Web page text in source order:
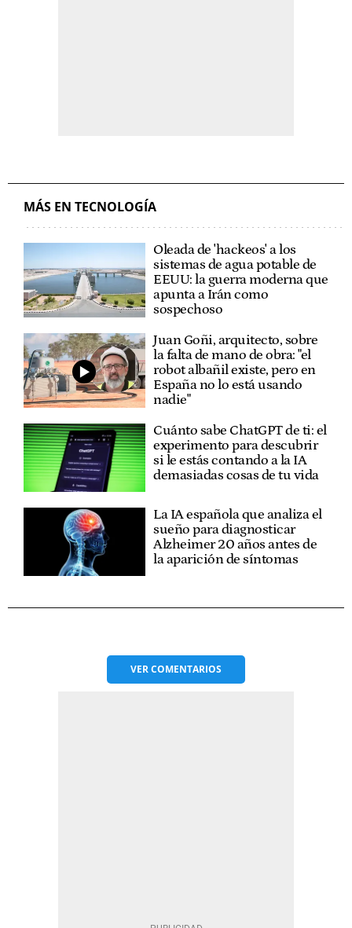
MÁS EN TECNOLOGÍA
Oleada de 'hackeos' a los
sistemas de agua potable de
EEUU: la guerra moderna que
apunta a Irán como
sospechoso
Juan Goñi, arquitecto, sobre
la falta de mano de obra: "el
robot albañil existe, pero en
España no lo está usando
nadie"
Cuánto sabe ChatGPT de ti: el
experimento para descubrir
si le estás contando a la IA
demasiadas cosas de tu vida
La IA española que analiza el
sueño para diagnosticar
Alzheimer 20 años antes de
la aparición de síntomas
VERCOMENTARIOS